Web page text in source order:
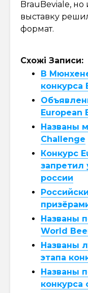
BrauBeviale, но
выставку
формат.
Схожі Записи:
В
конкурса
European
Названы
Challenge
Конкурс
запретил
россии
Названы
World
Названы
этапа
Названы
конкурса